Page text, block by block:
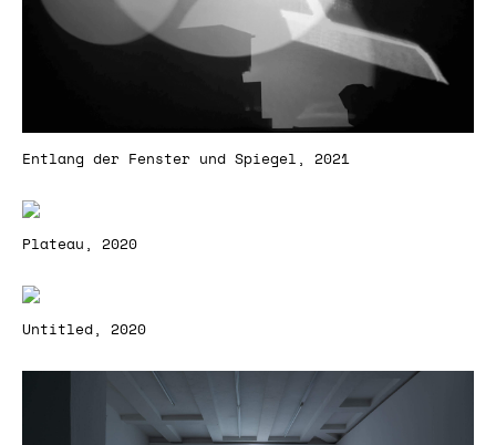
Entlang der Fenster und Spiegel, 2021
Plateau, 2020
Untitled, 2020